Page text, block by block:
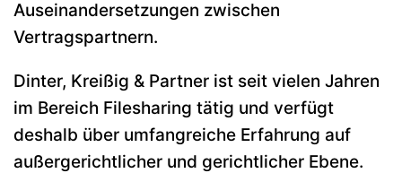
Auseinandersetzungen zwischen
Vertragspartnern.
Dinter, Kreißig & Partner ist seit vielen Jahren
im Bereich Filesharing tätig und verfügt
deshalb über umfangreiche Erfahrung auf
außergerichtlicher und gerichtlicher Ebene.